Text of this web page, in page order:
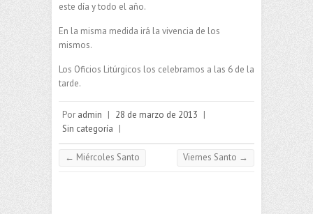
este día y todo el año.
En la misma medida irá la vivencia de los
mismos.
Los Oficios Litúrgicos los celebramos a las 6 de la
tarde.
Por admin | 28 de marzo de 2013 |
Sin categoría |
← Miércoles Santo Viernes Santo →